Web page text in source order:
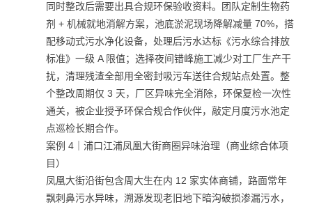
同时整改后需要出具合规环保验收资料。团队定制生物药
剂 + 机械就地消解方案，池底淤泥现场降解减量 70%，搭
配移动式污水净化设备，处理后污水达标《污水综合排放
标准》一级 A 限值；选择夜间错峰施工减少对工厂生产干
扰，清理残渣全部用全密封吸污车送往合规站点处置。整
个整改周期仅 3 天，厂区异味完全消除，环保复检一次性
通关，被企业授予环保合规合作伙伴，敲定月度污水池定
点巡检长期合作。
案例 4｜浦口江浦凤凰大街商圈异味治理（商业综合体项
目）
凤凰大街沿街包含周大生在内 12 家实体商铺，路面常年
飘刺鼻污水异味，溯源发现老旧地下暗沟破损渗漏污水，